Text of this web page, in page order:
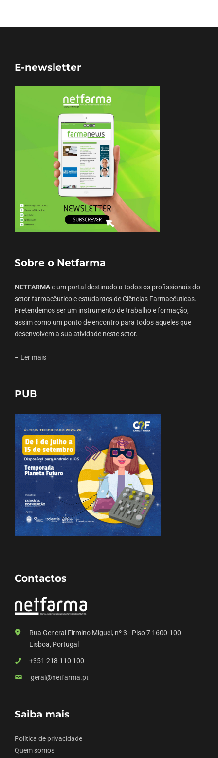
E-newsletter
Sobre o Netfarma
NETFARMAé um portal destinado a todos os profissionais do
setor farmacêutico e estudantes de Ciências Farmacêuticas.
Pretendemos ser um instrumento de trabalho e formação,
assim como um ponto de encontro para todos aqueles que
desenvolvem a sua atividade neste setor.
– Ler mais
PUB
Contactos
Rua General Firmino Miguel, nº 3 - Piso 7 1600-100
Lisboa, Portugal
+351 218 110 100
geral@netfarma.pt
Saiba mais
Política de privacidade
Quem somos